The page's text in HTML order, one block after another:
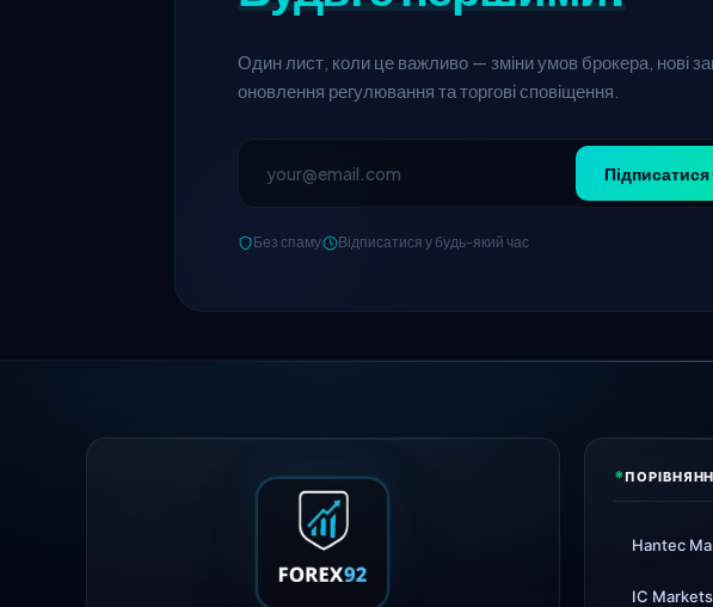
Один лист, коли це важливо — зміни умов брокера, нові
оновлення регулювання та торгові сповіщення.
Підписатися
Без спаму Відписатися у будь-який час
*
Hantec
IC Markets